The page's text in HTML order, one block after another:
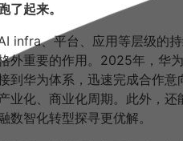
起来。
infra、平台、应用等层级的
外重要的作用。2025年，华
到华为体系，迅速完成合作意
业化、商业化周期。此外，还
智化转型探寻更优解。